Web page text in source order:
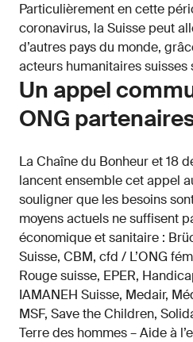
Particulièrement en cette
coronavirus, la Suisse peut
d’autres pays du monde,
acteurs humanitaires suisses
Un appel
ONG
La Chaîne du Bonheur et 18
lancent ensemble cet appel
souligner que les besoins
moyens actuels ne suffisent
économique et sanitaire :
Suisse, CBM, cfd / L’ONG
Rouge suisse, EPER,
IAMANEH Suisse, Medair,
MSF, Save the Children,
Terre des hommes – Aide à